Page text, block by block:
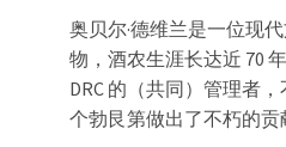
奥贝尔·德维兰是一位现
物，酒农生涯长达近 70
DRC 的（共同）管理者
个勃艮第做出了不朽的贡